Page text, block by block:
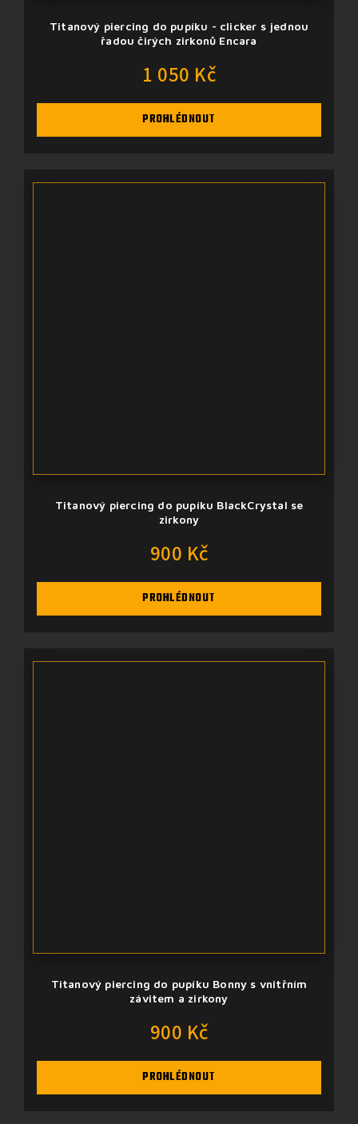
Titanový piercing do pupíku - clicker s jednou
řadou čirých zirkonů Encara
1 050 Kč
PROHLÉDNOUT
Titanový piercing do pupíku BlackCrystal se
zirkony
900 Kč
PROHLÉDNOUT
Titanový piercing do pupíku Bonny s vnitřním
závitem a zirkony
900 Kč
PROHLÉDNOUT